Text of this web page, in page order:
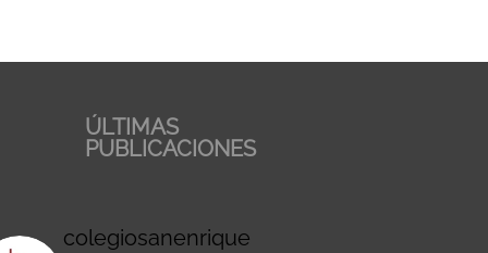
ÚLTIMAS
PUBLICACIONES
colegiosanenrique